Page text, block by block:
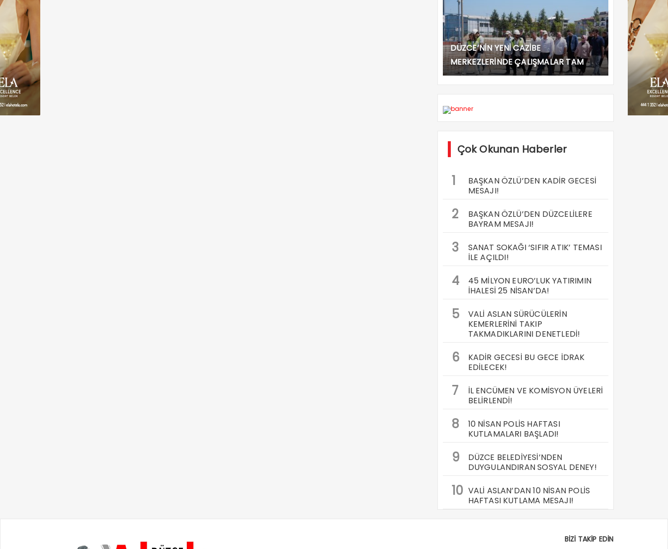
DÜZCE’NİN YENİ CAZİBE
MERKEZLERİNDE ÇALIŞMALAR TAM
GAZ!
Çok Okunan Haberler
1
BAŞKAN ÖZLÜ’DEN KADİR GECESİ
MESAJI!
2
BAŞKAN ÖZLÜ’DEN DÜZCELİLERE
BAYRAM MESAJI!
3
SANAT SOKAĞI ‘SIFIR ATIK’ TEMASI
İLE AÇILDI!
4
45 MİLYON EURO’LUK YATIRIMIN
İHALESİ 25 NİSAN’DA!
5
VALİ ASLAN SÜRÜCÜLERİN
KEMERLERİNİ TAKIP
TAKMADIKLARINI DENETLEDİ!
6
KADİR GECESİ BU GECE İDRAK
EDİLECEK!
7
İL ENCÜMEN VE KOMİSYON ÜYELERİ
BELİRLENDİ!
8
10 NİSAN POLİS HAFTASI
KUTLAMALARI BAŞLADI!
9
DÜZCE BELEDİYESİ’NDEN
DUYGULANDIRAN SOSYAL DENEY!
10 VALİ ASLAN’DAN 10 NİSAN POLİS
HAFTASI KUTLAMA MESAJI!
BİZİ TAKİP EDİN